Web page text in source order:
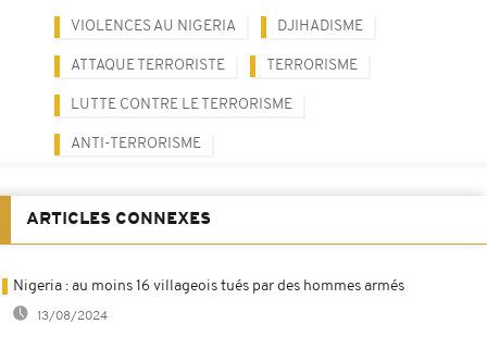
VIOLENCES AU NIGERIA DJIHADISME
ATTAQUE TERRORISTE TERRORISME
LUTTE CONTRE LE TERRORISME
ANTI-TERRORISME
ARTICLES CONNEXES
Nigeria : au moins 16 villageois tués par des hommes armés
13/08/2024